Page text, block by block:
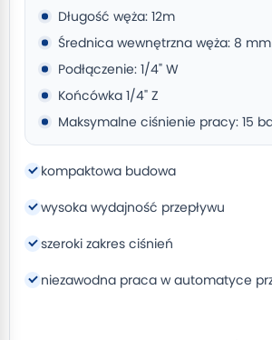
Długość węża: 12m
Średnica wewnętrzna węża: 8 mm
Podłączenie: 1/4" W
Końcówka 1/4" Z
Maksymalne ciśnienie pracy: 15
kompaktowa budowa
wysoka wydajność przepływu
szeroki zakres ciśnień
niezawodna praca w automatyce